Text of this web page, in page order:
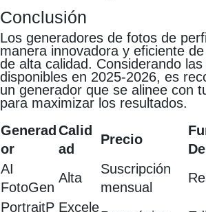
Conclusión
Los generadores de fotos de
manera innovadora y eficiente
de alta calidad. Considerando
disponibles en 2025-2026, es
un generador que se alinee con
para maximizar los resultados.
Generad
or
Calid
ad
Precio
AI
FotoGen
Alta
Suscripción
mensual
PortraitP Excele